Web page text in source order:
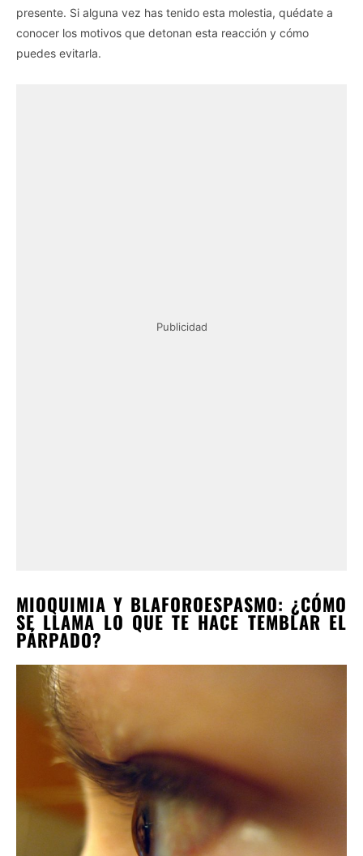
presente. Si alguna vez has tenido esta molestia, quédate a
conocer los motivos que detonan esta reacción y cómo
puedes evitarla.
Publicidad
MIOQUIMIA Y BLAFOROESPASMO: ¿CÓMO
SE LLAMA LO QUE TE HACE TEMBLAR EL
PÁRPADO?